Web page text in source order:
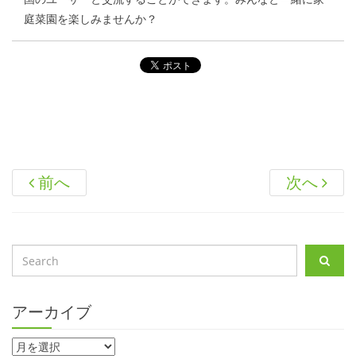
庭菜園を楽しみませんか？
前へ 次へ
アーカイブ